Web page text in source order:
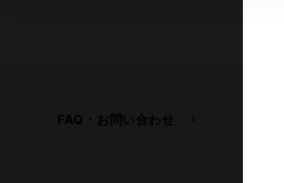
FAQ・お問い合わせ